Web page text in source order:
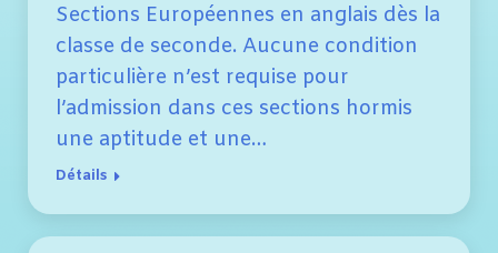
Sections Européennes en anglais dès la
classe de seconde. Aucune condition
particulière n’est requise pour
l’admission dans ces sections hormis
une aptitude et une…
Détails